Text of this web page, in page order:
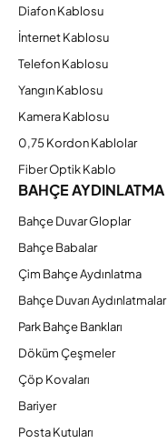
Diafon Kablosu
İnternet Kablosu
Telefon Kablosu
Yangın Kablosu
Kamera Kablosu
0,75 Kordon Kablolar
Fiber Optik Kablo
BAHÇE AYDINLATMA
Bahçe Duvar Gloplar
Bahçe Babalar
Çim Bahçe Aydınlatma
Bahçe Duvarı Aydınlatmalar
Park Bahçe Bankları
Döküm Çeşmeler
Çöp Kovaları
Bariyer
Posta Kutuları